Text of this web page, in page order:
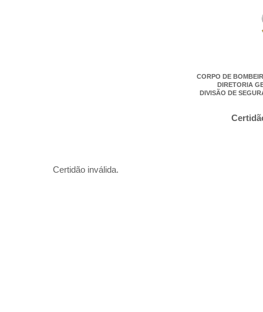
CORPO DE
DIRETORIA
DIVISÃO DE
Certidão inválida.